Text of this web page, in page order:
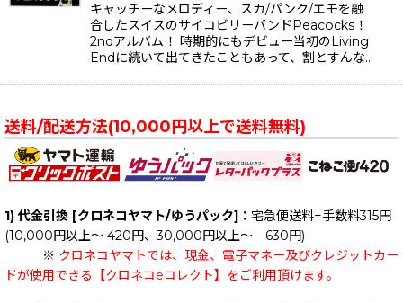
キャッチーなメロディー、スカ/パンク/エモを融
合したスイスのサイコビリーバンドPeacocks！
2ndアルバム！ 時期的にもデビュー当初のLiving
Endに続いて出てきたこともあって、割とすんな…
送料/配送方法(10,000円以上で送料無料)
1) 代金引換 [クロネコヤマト/ゆうパック]： 宅急便送料+手数料315円
(10,000円以上～ 420円、30,000円以上～ 630円)
※ クロネコヤマトでは、現金、電子マネー及びクレジットカー
ドが使用できる【クロネコeコレクト】をご利用頂けます。